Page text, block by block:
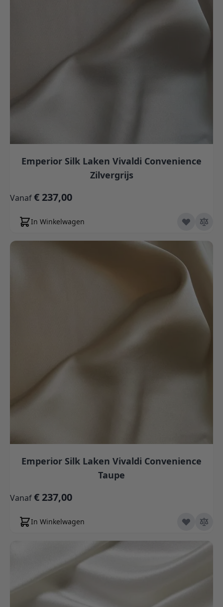
Emperior Silk Laken Vivaldi Convenience
Zilvergrijs
Vanaf€ 237,00
In Winkelwagen
Emperior Silk Laken Vivaldi Convenience
Taupe
Vanaf€ 237,00
In Winkelwagen